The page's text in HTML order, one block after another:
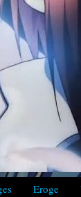
Eroge